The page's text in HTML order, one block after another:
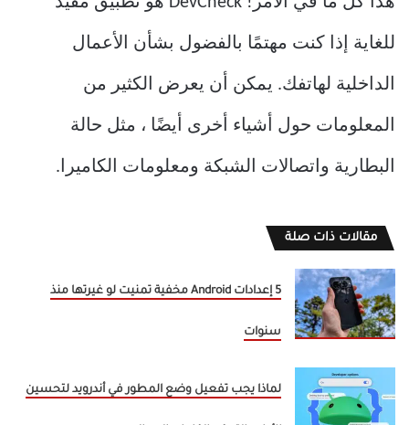
للغاية إذا كنت مهتمًا بالفضول بشأن الأعمال
الداخلية لهاتفك. يمكن أن يعرض الكثير من
المعلومات حول أشياء أخرى أيضًا ، مثل حالة
البطارية واتصالات الشبكة ومعلومات الكاميرا.
مقالات ذات صلة
5 إعدادات Android مخفية تمنيت لو غيرتها منذ
سنوات
لماذا يجب تفعيل وضع المطور في أندرويد لتحسين